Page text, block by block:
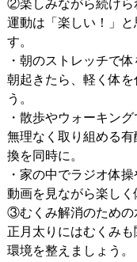
②楽しみながら続けら
運動は「楽しい！」
す。
・朝のストレッチで
朝起きたら、軽く体
う。
・散歩やウォーキン
無理なく取り組める
換を同時に。
・家の中でラジオ体
動画を見ながら楽しく
③むくみ解消のための
正月太りにはむくみ
環境を整えましょう。